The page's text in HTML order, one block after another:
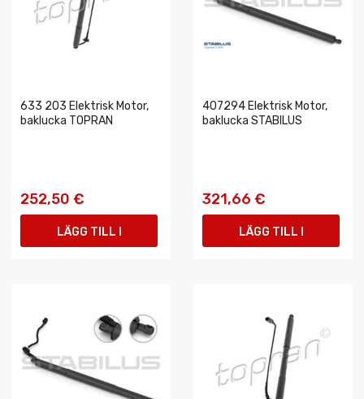
633 203 Elektrisk Motor,
baklucka TOPRAN
252,50 €
LÄGG TILL I
407294 Elektrisk Motor,
baklucka STABILUS
321,66 €
LÄGG TILL I